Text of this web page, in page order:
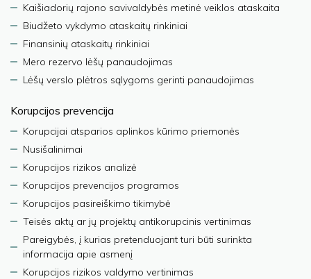
Kaišiadorių rajono savivaldybės metinė veiklos ataskaita
Biudžeto vykdymo ataskaitų rinkiniai
Finansinių ataskaitų rinkiniai
Mero rezervo lėšų panaudojimas
Lėšų verslo plėtros sąlygoms gerinti panaudojimas
Korupcijos prevencija
Korupcijai atsparios aplinkos kūrimo priemonės
Nusišalinimai
Korupcijos rizikos analizė
Korupcijos prevencijos programos
Korupcijos pasireiškimo tikimybė
Teisės aktų ar jų projektų antikorupcinis vertinimas
Pareigybės, į kurias pretenduojant turi būti surinkta
informacija apie asmenį
Korupcijos rizikos valdymo vertinimas